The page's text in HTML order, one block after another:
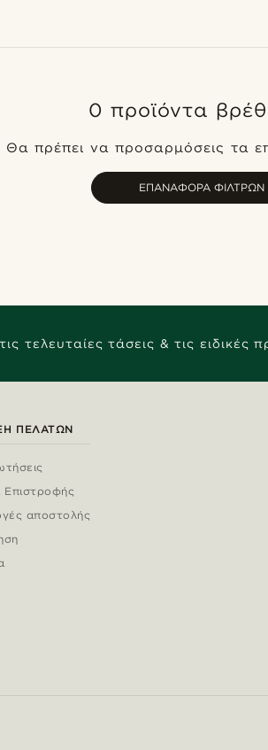
0 προϊόντα
Θα πρέπει να προσαρμόσεις τα
ΕΠΑΝΑΦΟΡΆ ΦΊΛΤΡΩΝ
τελευταίες τάσεις & τις ειδικές
ΠΕΛΑΤΏΝ
Επιστροφής
αποστολής